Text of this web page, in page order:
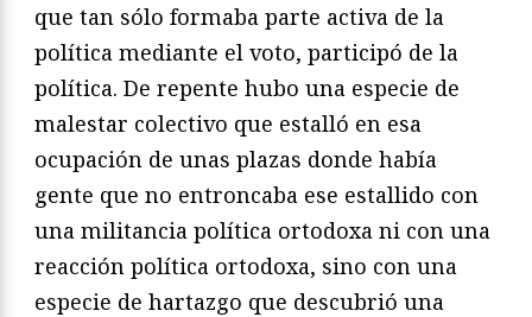
que tan sólo formaba parte activa de la
política mediante el voto, participó de la
política. De repente hubo una especie de
malestar colectivo que estalló en esa
ocupación de unas plazas donde había
gente que no entroncaba ese estallido con
una militancia política ortodoxa ni con una
reacción política ortodoxa, sino con una
especie de hartazgo que descubrió una